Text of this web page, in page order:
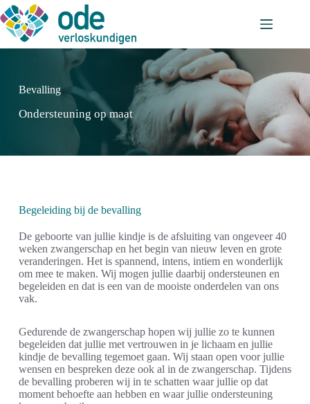
Ga
naar
de
inhoud
Bevalling
Ondersteuning op maat
Begeleiding bij de bevalling
De geboorte van jullie kindje is de afsluiting van ongeveer 40
weken zwangerschap en het begin van nieuw leven en grote
veranderingen. Het is spannend, intens, intiem en wonderlijk
om mee te maken. Wij mogen jullie daarbij ondersteunen en
begeleiden en dat is een van de mooiste onderdelen van ons
vak.
Gedurende de zwangerschap hopen wij jullie zo te kunnen
begeleiden dat jullie met vertrouwen in je lichaam en jullie
kindje de bevalling tegemoet gaan. Wij staan open voor jullie
wensen en bespreken deze ook al in de zwangerschap. Tijdens
de bevalling proberen wij in te schatten waar jullie op dat
moment behoefte aan hebben en waar jullie ondersteuning